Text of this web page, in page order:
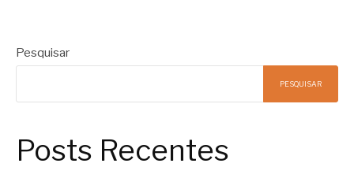
Pesquisar
PESQUISAR
Posts Recentes